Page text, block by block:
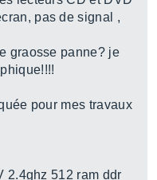
pas de signal ,
graosse panne? je
pour mes travaux
2.4ghz 512 ram ddr